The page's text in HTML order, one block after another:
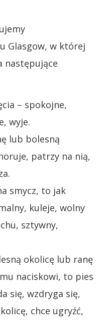
Glasgow, w której
następujące
– spokojne,
wyje.
lub bolesną
patrzy na nią,
smycz, to jak
kuleje, wolny
sztywny,
okolicę lub ranę
naciskowi, to pies
się, wzdryga się,
chce ugryźć,